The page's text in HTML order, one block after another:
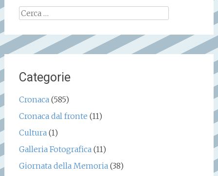
Ricerca
Categorie
Cronaca(585)
Cronaca dal fronte (11)
Cultura(1)
Galleria Fotografica(11)
Giornata della Memoria(38)